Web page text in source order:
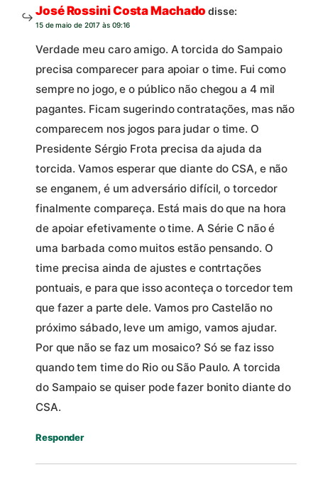
José Rossini Costa Machado disse:
15 de maio de 2017 às 09:16
Verdade meu caro amigo. A torcida do Sampaio
precisa comparecer para apoiar o time. Fui como
sempre no jogo, e o público não chegou a 4 mil
pagantes. Ficam sugerindo contratações, mas não
comparecem nos jogos para judar o time. O
Presidente Sérgio Frota precisa da ajuda da
torcida. Vamos esperar que diante do CSA, e não
se enganem, é um adversário difícil, o torcedor
finalmente compareça. Está mais do que na hora
de apoiar efetivamente o time. A Série C não é
uma barbada como muitos estão pensando. O
time precisa ainda de ajustes e contrtações
pontuais, e para que isso aconteça o torcedor tem
que fazer a parte dele. Vamos pro Castelão no
próximo sábado, leve um amigo, vamos ajudar.
Por que não se faz um mosaico? Só se faz isso
quando tem time do Rio ou São Paulo. A torcida
do Sampaio se quiser pode fazer bonito diante do
CSA.
Responder